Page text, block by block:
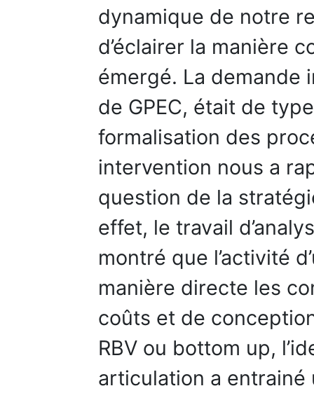
dynamique de notre
d’éclairer la manière
émergé. La demande
de GPEC, était de
formalisation des
intervention nous a
question de la
effet, le travail
montré que l’activité
manière directe les
coûts et de
RBV ou bottom up,
articulation a